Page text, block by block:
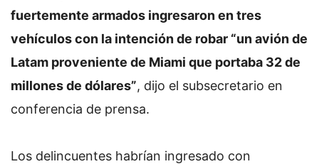
fuertemente armados ingresaron en tres
vehículos con la intención de robar “un avión de
Latam proveniente de Miami que portaba 32 de
millones de dólares”, dijo el subsecretario en
conferencia de prensa.
Los delincuentes habrían ingresado con